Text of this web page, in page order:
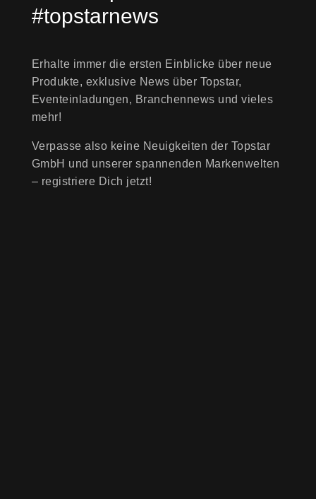
#topstarnews
Erhalte immer die ersten Einblicke über neue
Produkte, exklusive News über Topstar,
Eventeinladungen, Branchennews und vieles
mehr!
Verpasse also keine Neuigkeiten der Topstar
GmbH und unserer spannenden Markenwelten
– registriere Dich jetzt!